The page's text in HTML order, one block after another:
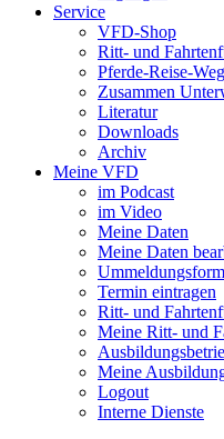
Service
VFD-Shop
Ritt- und
Pferde-Reise-
Zusammen
Literatur
Downloads
Archiv
Meine VFD
im Podcast
im Video
Meine Daten
Meine Daten
Termin eintragen
Ritt- und
Meine Ritt- und
Meine
Logout
Interne Dienste